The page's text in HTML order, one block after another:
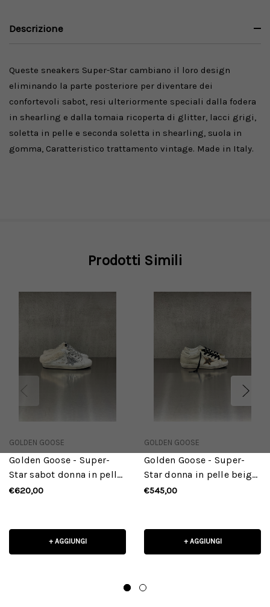
Descrizione
Queste sneakers Super-Star cambiano il loro design
eliminando la parte posteriore per diventare dei
confortevoli sabot, resi ulteriormente speciali dalla fodera
in shearling e dalla tomaia ricoperta di glitter, lacci grigi,
soletta in pelle e seconda soletta in shearling, suola in
gomma, Caratteristico trattamento vintage. Made in Italy.
Prodotti Simili
GOLDEN GOOSE
Golden Goose - Super-
Star sabot donna in pelle
bianca con stella
€620,00
+ AGGIUNGI
GOLDEN GOOSE
Golden Goose - Super-
Star donna in pelle beige
con punalino in glitter
€545,00
+ AGGIUNGI